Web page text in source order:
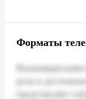
Форматы